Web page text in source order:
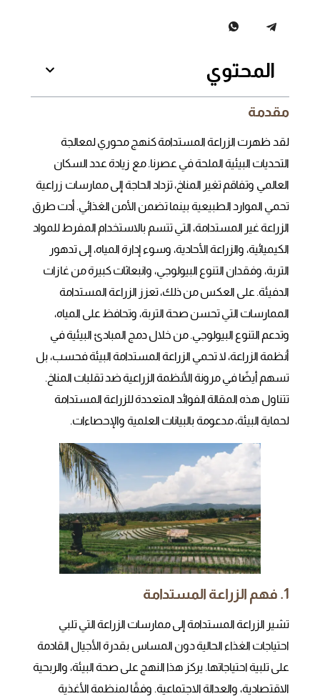
المحتوي
مقدمة
لقد ظهرت الزراعة المستدامة كنهج محوري لمعالجة
التحديات البيئية الملحة في عصرنا. مع زيادة عدد السكان
العالمي وتفاقم تغير المناخ، تزداد الحاجة إلى ممارسات زراعية
تحمي الموارد الطبيعية بينما تضمن الأمن الغذائي. أدت طرق
الزراعة غير المستدامة، التي تتسم بالاستخدام المفرط للمواد
الكيميائية، والزراعة الأحادية، وسوء إدارة المياه، إلى تدهور
التربة، وفقدان التنوع البيولوجي، وانبعاثات كبيرة من غازات
الدفيئة. على العكس من ذلك، تعزز الزراعة المستدامة
الممارسات التي تحسن صحة التربة، وتحافظ على المياه،
وتدعم التنوع البيولوجي. من خلال دمج المبادئ البيئية في
أنظمة الزراعة، لا تحمي الزراعة المستدامة البيئة فحسب، بل
تسهم أيضًا في مرونة الأنظمة الزراعية ضد تقلبات المناخ.
تتناول هذه المقالة الفوائد المتعددة للزراعة المستدامة
لحماية البيئة، مدعومة بالبيانات العلمية والإحصاءات.
1. فهم الزراعة المستدامة
تشير الزراعة المستدامة إلى ممارسات الزراعة التي تلبي
احتياجات الغذاء الحالية دون المساس بقدرة الأجيال القادمة
على تلبية احتياجاتها. يركز هذا النهج على صحة البيئة، والربحية
الاقتصادية، والعدالة الاجتماعية. وفقًا لمنظمة الأغذية